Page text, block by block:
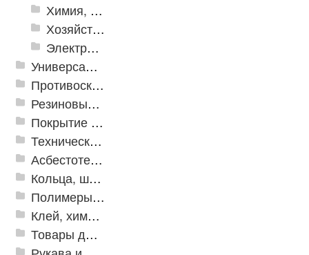
Химия, крепеж, СИЗ
Хозяйственные принадлежности
Электрика и свет
Универсальные модульные покрытия
Противоскользящая защита для лестниц, профили, ленты
Резиновые и ПВХ дорожки
Покрытие из резиновой крошки
Техническая резина
Асбестотехнические и теплоизоляционные материалы
Кольца, шайбы, манжеты
Полимеры и пластики
Клей, химия, сопутствующие товары
Товары для дома